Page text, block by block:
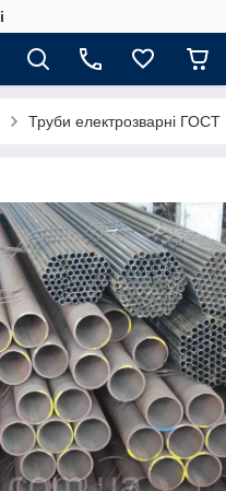
Труби електрозварні ГОСТ